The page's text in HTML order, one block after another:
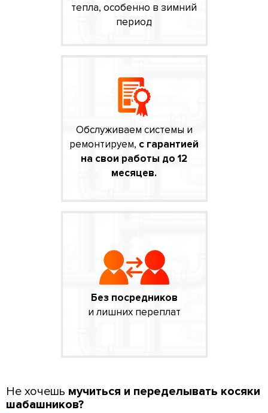
тепла, особенно в зимний
период
Обслуживаем системы и
ремонтируем, с гарантией
на свои работы до 12
месяцев.
Без посредников
и лишних переплат
Не хочешь мучиться и переделывать косяки
шабашников?